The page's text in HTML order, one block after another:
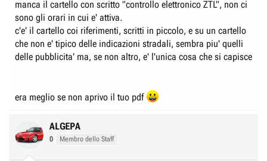
manca il cartello con scritto "controllo elettronico ZTL", non ci
sono gli orari in cui e' attiva.
c'e' il cartello coi riferimenti, scritti in piccolo, e su un cartello
che non e' tipico delle indicazioni stradali, sembra piu' quelli
delle pubblicita' ma, se non altro, e' l'unica cosa che si capisce
era meglio se non aprivo il tuo pdf
ALGEPA
0 Membro dello Staff